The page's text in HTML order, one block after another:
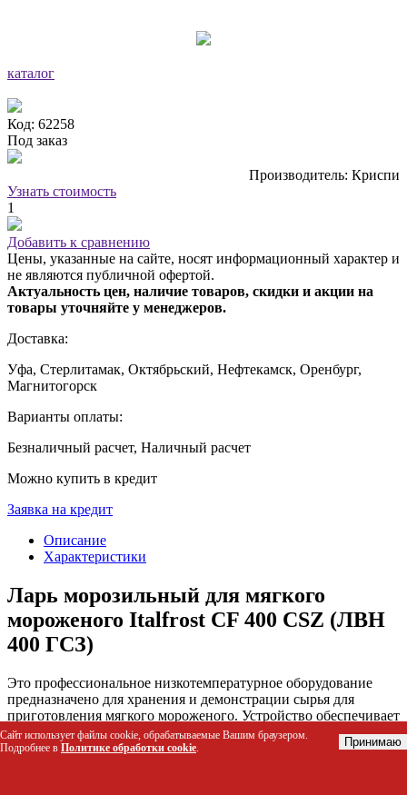
каталог
Код: 62258
Под заказ
Производитель: Криспи
Узнать стоимость
1
Добавить к сравнению
Цены, указанные на сайте, носят информационный характер и
не являются публичной офертой.
Актуальность цен, наличие товаров, скидки и акции на
товары уточняйте у менеджеров.
Доставка:
Уфа, Стерлитамак, Октябрьский, Нефтекамск, Оренбург,
Магнитогорск
Варианты оплаты:
Безналичный расчет, Наличный расчет
Можно купить в кредит
Заявка на кредит
Описание
Характеристики
Ларь морозильный для мягкого
мороженого Italfrost CF 400 CSZ (ЛВН
400 ГСЗ)
Это профессиональное низкотемпературное оборудование
предназначено для хранения и демонстрации сырья для
приготовления мягкого мороженого. Устройство обеспечивает
стабильную температуру от -18 до -25°C, сохраняя
консистенцию продукта и защищая его от внешних
Сайт использует файлы cookie, обрабатываемые Вашим браузером.
Подробнее в Политике обработки cookie. Принимаю